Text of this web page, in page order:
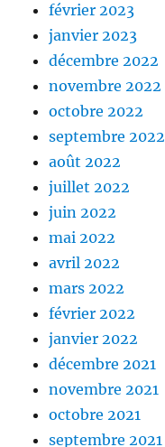
février 2023
janvier 2023
décembre 2022
novembre 2022
octobre 2022
septembre 2022
août 2022
juillet 2022
juin 2022
mai 2022
avril 2022
mars 2022
février 2022
janvier 2022
décembre 2021
novembre 2021
octobre 2021
septembre 2021